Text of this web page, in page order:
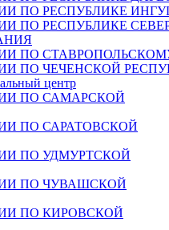
ПО РЕСПУБЛИКЕ
ПО РЕСПУБЛИКЕ
ПО
ПО ЧЕЧЕНСКОЙ
центр
ПО САМАРСКОЙ
ПО САРАТОВСКОЙ
ПО УДМУРТСКОЙ
ПО ЧУВАШСКОЙ
ПО КИРОВСКОЙ